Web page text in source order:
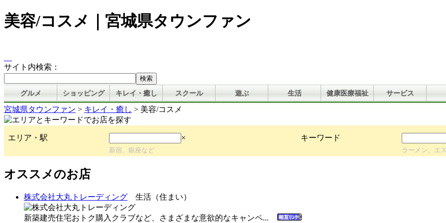
美容/コスメ｜宮城県タウンファン
サイト内検索：
グルメ ショッピング キレイ・癒し スクール 遊ぶ 生活 健康医療福祉 サービス
宮城県タウンファン > キレイ・癒し > 美容/コスメ
エリア・駅 × キーワード
新宿、銀座など ラーメン、エ
オススメのお店
株式会社大丸トレーディング 生活（住まい）
新築建売住宅おトク購入クラブなど、さまざまな意欲的なキャンペ...